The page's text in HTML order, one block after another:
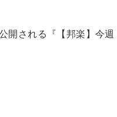
開される『【邦楽】今週